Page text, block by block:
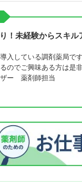
！未経験からスキル
入している調剤薬局で
のでご興味ある方は是
ー 薬剤師担当